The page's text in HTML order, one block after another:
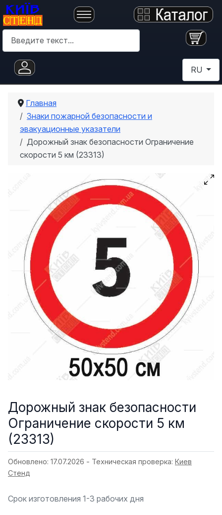
Поиск
RU
Главная
Знаки пожарной безопасности и
эвакуационные указатели
Дорожный знак безопасности Ограничение
скорости 5 км (23313)
Дорожный знак безопасности
Ограничение скорости 5 км
(23313)
Обновлено: 17.07.2026 - Техническая проверка: Киев
Стенд
Срок изготовления 1-3 рабочих дня